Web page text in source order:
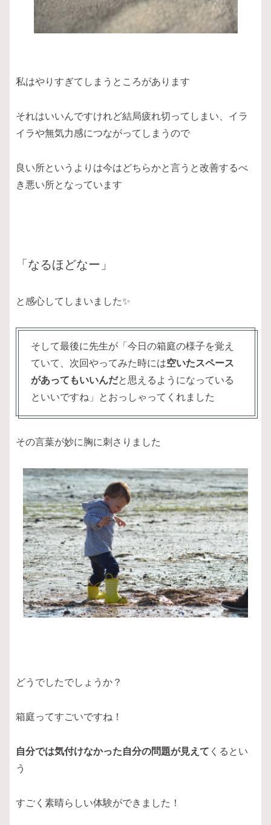
私はやりすぎてしまうところがあります
それはいいんですけれど結局疲れ切ってしまい、イラ
イラや無気力感につながってしまうので
良い所というよりは今はどちらかと言うと改善するべ
き悪い所となっています
「なるほどなー」
と感心してしまいました✨
そして最後に先生が「今日の箱庭の様子を覚え
ていて、次回やってみた時には空いたスペース
があってもいいんだと思えるようになっている
といいですね」とおっしゃってくれました
その言葉が妙に胸に刺さりました
どうでしたでしょうか？
箱庭ってすごいですね！
自分では気付けなかった自分の問題が見えて くるとい
う
すごく素晴らしい体験ができました！